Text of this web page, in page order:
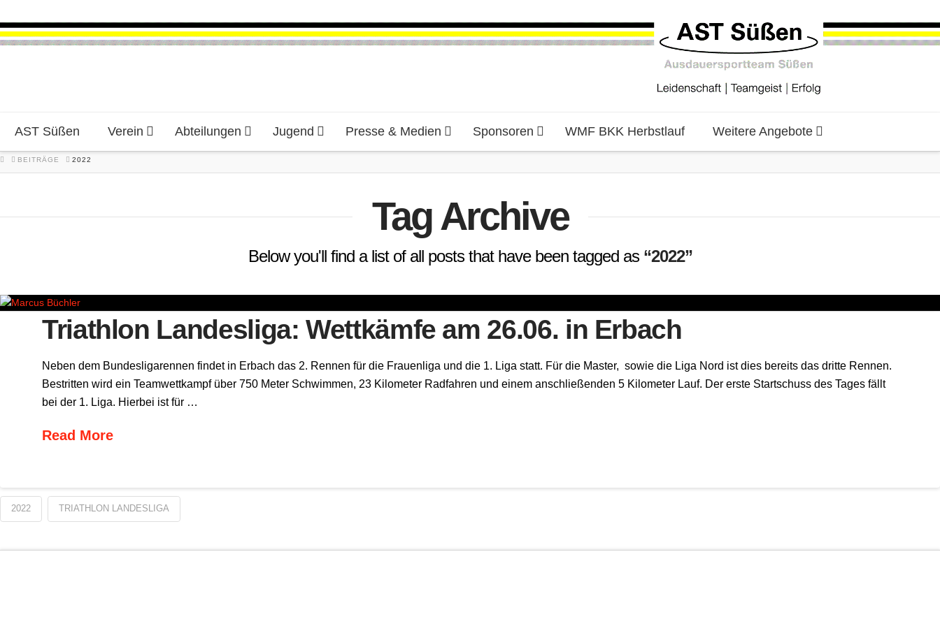
AST Süßen Verein Abteilungen Jugend Presse & Medien Sponsoren WMF BKK Herbstlauf Weitere Angebote
HOMEBEITRÄGE 2022
Tag Archive
Below you'll find a list of all posts that have been tagged as “2022”
Triathlon Landesliga: Wettkämfe am 26.06. in Erbach
Neben dem Bundesligarennen findet in Erbach das 2. Rennen für die Frauenliga und die 1. Liga statt. Für die Master, sowie die Liga Nord ist dies bereits das dritte Rennen.
Bestritten wird ein Teamwettkampf über 750 Meter Schwimmen, 23 Kilometer Radfahren und einem anschließenden 5 Kilometer Lauf. Der erste Startschuss des Tages fällt
bei der 1. Liga. Hierbei ist für …
Read More
2022 TRIATHLON LANDESLIGA